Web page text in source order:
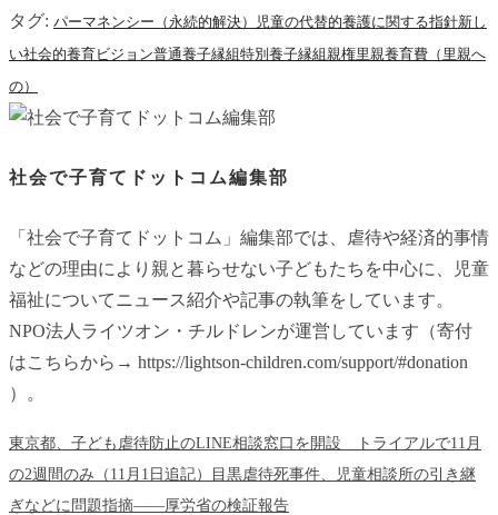
タグ: パーマネンシー（永続的解決） 児童の代替的養護に関する指針新し
い社会的養育ビジョン普通養子縁組特別養子縁組親権里親養育費（里親へ
の）
社会で子育てドットコム編集部
「社会で子育てドットコム」編集部では、虐待や経済的事情
などの理由により親と暮らせない子どもたちを中心に、児童
福祉についてニュース紹介や記事の執筆をしています。
NPO法人ライツオン・チルドレンが運営しています（寄付
はこちらから→ https://lightson-children.com/support/#donation
）。
東京都、子ども虐待防止のLINE相談窓口を開設 トライアルで11月
の2週間のみ（11月1日追記）
目黒虐待死事件、児童相談所の引き継
ぎなどに問題指摘――厚労省の検証報告